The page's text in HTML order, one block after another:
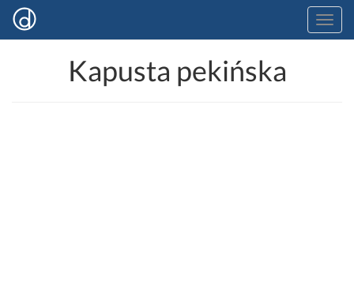
Kapusta pekińska